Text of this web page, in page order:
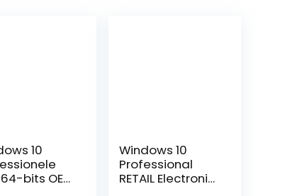
10
bits OEM
Windows 10
Professional
RETAIL Electronic